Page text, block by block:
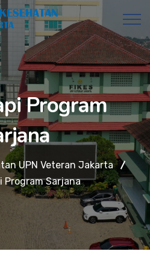
Program
UPN Veteran Jakarta
Program Sarjana